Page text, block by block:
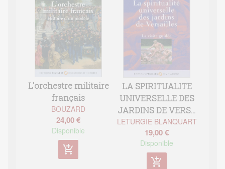
L'orchestre militaire
français
BOUZARD
24,00 €
Disponible
add_shopping_cart
LA SPIRITUALITE
UNIVERSELLE DES
JARDINS DE VERS...
LETURGIE BLANQUART
19,00 €
Disponible
add_shopping_cart